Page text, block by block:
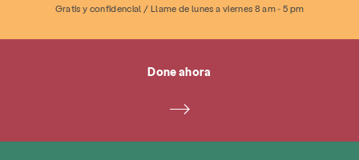
Noticias y blog
Preguntas más frecuentes
Gratis y confidencial / Llame de lunes a viernes 8 am - 5 pm
Done ahora